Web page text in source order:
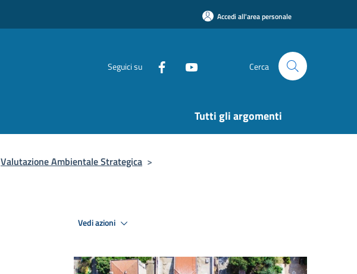
Accedi all'area personale
Seguici su Cerca
Tutti gli argomenti
Valutazione Ambientale Strategica >
Vedi azioni